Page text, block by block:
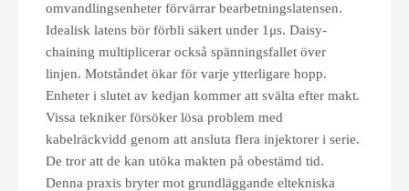
omvandlingsenheter förvärrar bearbetningslatensen.
Idealisk latens bör förbli säkert under 1μs. Daisy-
chaining multiplicerar också spänningsfallet över
linjen. Motståndet ökar för varje ytterligare hopp.
Enheter i slutet av kedjan kommer att svälta efter makt.
Vissa tekniker försöker lösa problem med
kabelräckvidd genom att ansluta flera injektorer i serie.
De tror att de kan utöka makten på obestämd tid.
Denna praxis bryter mot grundläggande eltekniska